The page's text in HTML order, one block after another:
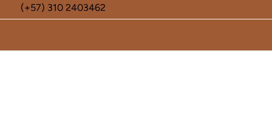
(+57) 310 2403462